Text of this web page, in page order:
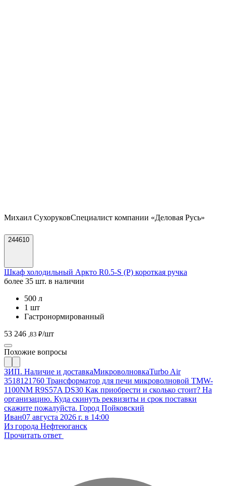
Михаил СухоруковСпециалист компании «Деловая Русь»
244610
Шкаф холодильный Аркто R0.5-S (P) короткая ручка
более 35 шт. в наличии
500 л
1 шт
Гастронормированный
53 246 ,83 ₽/шт
Похожие вопросы
ЗИП. Наличие и доставкаМикроволновкаTurbo Air
3518121760 Трансформатор для печи микроволновой TMW-
1100NM R9S57A DS30 Как приобрести и сколько стоит? На
организацию. Куда скинуть реквизиты и срок поставки
скажите пожалуйста. Город Пойковский
Иван07 августа 2026 г. в 14:00
Из города Нефтеюганск
Прочитать ответ